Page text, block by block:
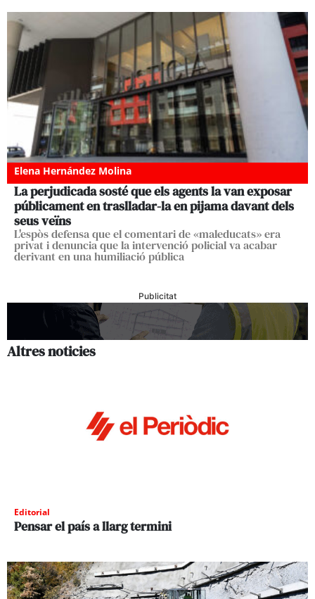
Elena Hernández Molina
La perjudicada sosté que els agents la van exposar
públicament en traslladar-la en pijama davant dels
seus veïns
L'espòs defensa que el comentari de «maleducats» era
privat i denuncia que la intervenció policial va acabar
derivant en una humiliació pública
Publicitat
Altres noticies
Editorial
Pensar el país a llarg termini